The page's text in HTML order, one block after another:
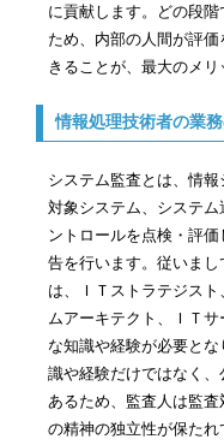
に貢献します。どの段
ため、内部の人間が評
きることが、最大のメリ
情報処理技術者の業
システム監査とは、情報
対象システム、システ
ントロールを点検・評
告を行います。従いま
は、ＩＴストラテジス
ムアーキテクト、ＩＴ
な知識や経験が必要と
識や経験だけではなく
あるため、監査人は監
の精神の独立性が保た